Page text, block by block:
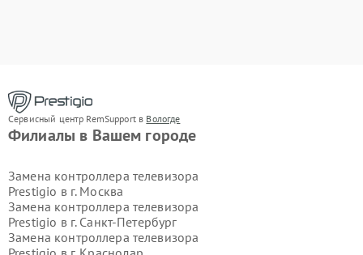
Сервисный центр RemSupport в Вологде
Филиалы в Вашем городе
Замена контроллера телевизора
Prestigio в г. Москва
Замена контроллера телевизора
Prestigio в г. Санкт-Петербург
Замена контроллера телевизора